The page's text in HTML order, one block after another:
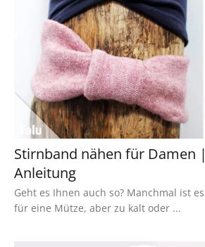
Stirnband nähen für Damen
Anleitung
Geht es Ihnen auch so? Manchmal ist
für eine Mütze, aber zu kalt oder ...